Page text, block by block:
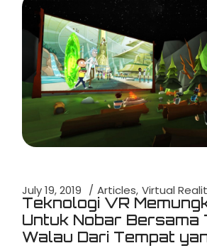
July 19, 2019 Articles Virtual
Teknologi VR
Untuk Nobar Bersama
Walau Dari Tempat